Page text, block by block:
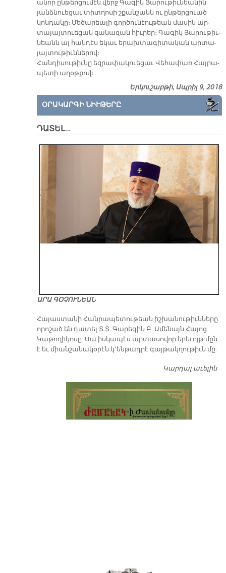
ա­նոր ըն­թեր­ցու­մէն վերջ Գա­գիկ Յա­րու­թիւ­նեա­նին
յանձ­նուե­ցաւ տիտ­ղո­սի շքան­շանն ու ըն­թեր­ցուած
կոն­դա­կը։ Մե­ծա­րեա­լի գոր­ծու­նէու­թեան մա­սին ար­
տա­յայ­տուե­ցան զա­նա­զան հիւ­րեր։ Գա­գիկ Յա­րու­թիւ­
նեանն ալ հան­դէս ե­կաւ ե­րախ­տա­գի­տա­կան ար­տա­
յայ­տու­թիւն­նե­րով։
Հան­դի­սու­թիւ­նը եզ­րա­փա­կուե­ցաւ Վե­հա­փառ Հայ­րա­
պե­տի ա­ղօթ­քով։
Երկուշաբթի, Ապրիլ 9, 2018
ՕՐԱԿԱՐԳԻ ՆԻՒԹԵՐԸ
ԴԱՏԵԼ…
ԱՐԱ ԳՕՉՈՒՆԵԱՆ
​Հայաստանի Հանրապետութեան իշխանութիւնները
որոշած են դատել Տ.Տ. Գարեգին Բ. Ամենայն Հայոց
Կաթողիկոսը: Սա իսկապէս արտասովոր երեւոյթ մըն
է եւ միանշանակօրէն կ՚ենթադրէ գայթակղութիւն մը:
Կարդալ աւելին